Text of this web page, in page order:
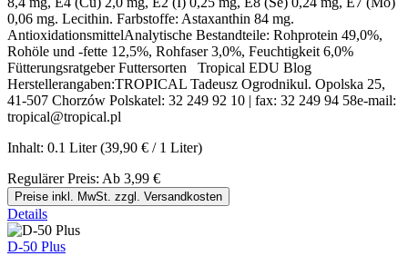
0,06 mg. Lecithin. Farbstoffe: Astaxanthin 84 mg.
AntioxidationsmittelAnalytische Bestandteile: Rohprotein 49,0%,
Rohöle und -fette 12,5%, Rohfaser 3,0%, Feuchtigkeit 6,0%
Fütterungsratgeber Futtersorten Tropical EDU Blog
Herstellerangaben:TROPICAL Tadeusz Ogrodnikul. Opolska 25,
41-507 Chorzów Polskatel: 32 249 92 10 | fax: 32 249 94 58e-mail:
tropical@tropical.pl
Inhalt: 0.1 Liter(39,90 € / 1 Liter)
Regulärer Preis: Ab 3,99 €
Preise inkl. MwSt. zzgl. Versandkosten
Details
D-50 Plus